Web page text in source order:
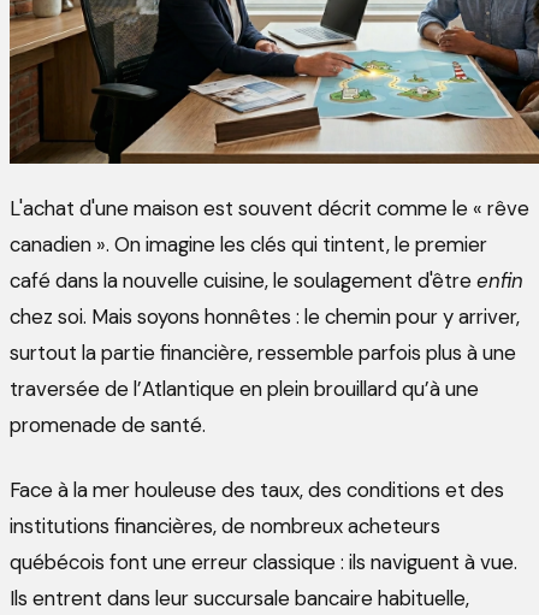
L'achat d'une maison est souvent décrit comme le « rêve
canadien ». On imagine les clés qui tintent, le premier
café dans la nouvelle cuisine, le soulagement d'êtreenfin
chez soi. Mais soyons honnêtes : le chemin pour y arriver,
surtout la partie financière, ressemble parfois plus à une
traversée de l’Atlantique en plein brouillard qu’à une
promenade de santé.
Face à la mer houleuse des taux, des conditions et des
institutions financières, de nombreux acheteurs
québécois font une erreur classique : ils naviguent à vue.
Ils entrent dans leur succursale bancaire habituelle,